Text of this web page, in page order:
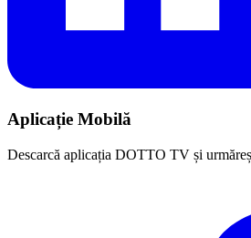
Aplicație Mobilă
Descarcă aplicația DOTTO TV și